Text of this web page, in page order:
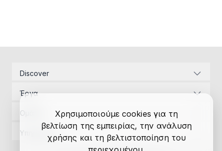
Χρησιμοποιούμε cookies για τη
βελτίωση της εμπειρίας, την ανάλυση
χρήσης και τη βελτιστοποίηση του
Discover
Ενεργειακές υποδομές
Αναπτυξιακός Νόμος
Επικοινωνία
Έργα
Μελέτες εφαρμογής
Αδειοδοτήσεις
Χρηματοδοτήσεις
Ομάδα
Διαχείριση Έργων
Μελέτες εφαρμογής
Υπηρεσίες
Διαχείριση Έργων